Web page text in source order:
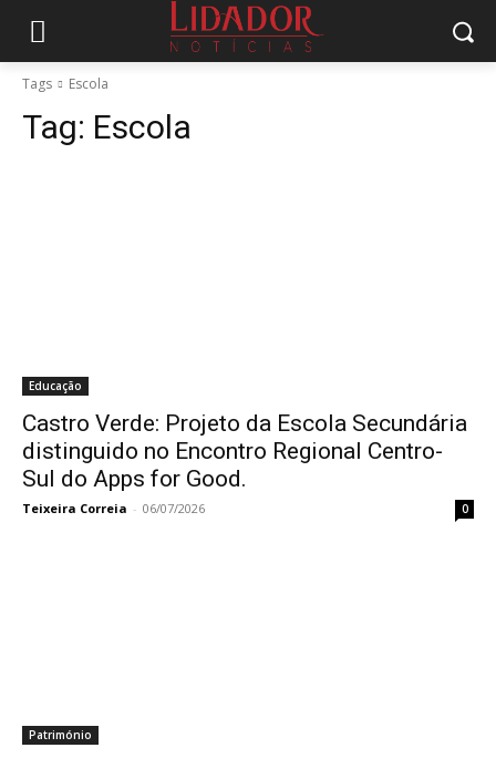
Tags Escola
Tag: Escola
Educação
Castro Verde: Projeto da Escola Secundária
distinguido no Encontro Regional Centro-
Sul do Apps for Good.
Teixeira Correia - 06/07/2026 0
Património